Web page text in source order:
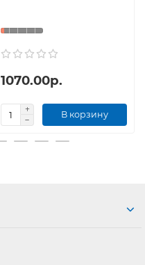
1070.00р.
В корзину